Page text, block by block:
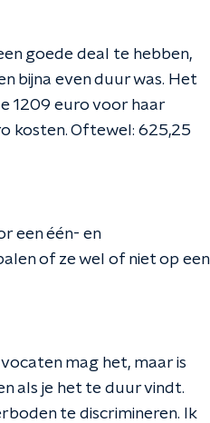
goede deal te hebben,
bijna even duur was. Het
1209 euro voor haar
kosten. Oftewel: 625,25
een één- en
of ze wel of niet op een
mag het, maar is
als je het te duur vindt.
te discrimineren. Ik